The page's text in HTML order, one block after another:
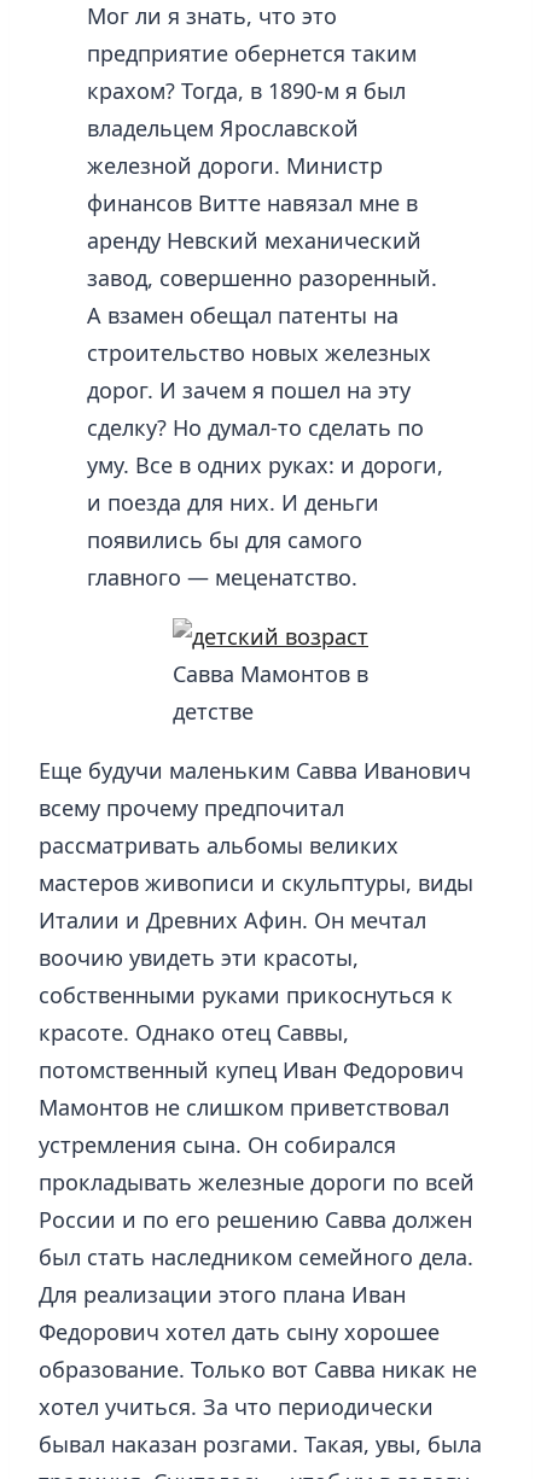
Мог ли я знать, что это
предприятие обернется таким
крахом? Тогда, в 1890-м я был
владельцем Ярославской
железной дороги. Министр
финансов Витте навязал мне в
аренду Невский механический
завод, совершенно разоренный.
А взамен обещал патенты на
строительство новых железных
дорог. И зачем я пошел на эту
сделку? Но думал-то сделать по
уму. Все в одних руках: и дороги,
и поезда для них. И деньги
появились бы для самого
главного — меценатство.
Савва Мамонтов в
детстве
Еще будучи маленьким Савва Иванович
всему прочему предпочитал
рассматривать альбомы великих
мастеров живописи и скульптуры, виды
Италии и Древних Афин. Он мечтал
воочию увидеть эти красоты,
собственными руками прикоснуться к
красоте. Однако отец Саввы,
потомственный купец Иван Федорович
Мамонтов не слишком приветствовал
устремления сына. Он собирался
прокладывать железные дороги по всей
России и по его решению Савва должен
был стать наследником семейного дела.
Для реализации этого плана Иван
Федорович хотел дать сыну хорошее
образование. Только вот Савва никак не
хотел учиться. За что периодически
бывал наказан розгами. Такая, увы, была